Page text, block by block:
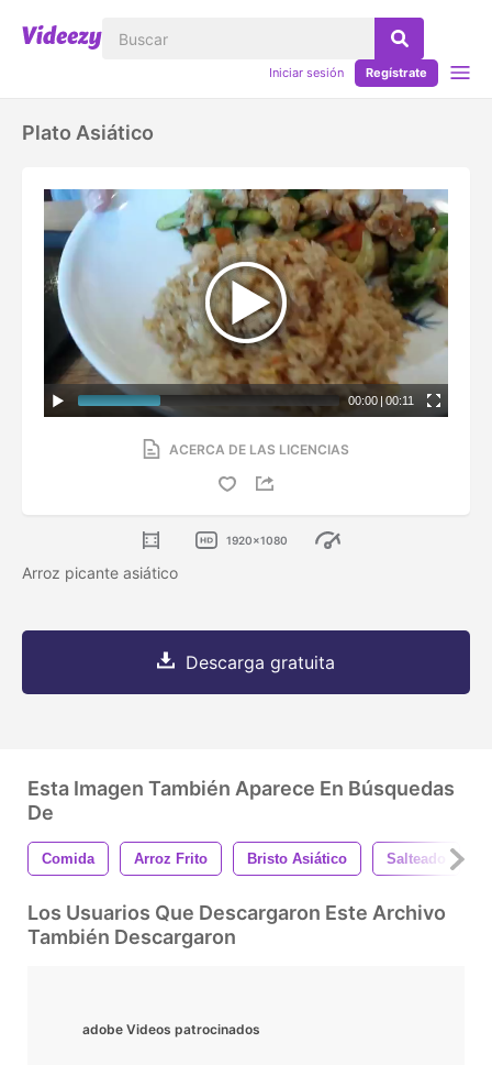
Iniciar sesión Regístrate
Plato Asiático
00:00 | 00:11
ACERCA DE LAS LICENCIAS
1920x1080
Arroz picante asiático
Descarga gratuita
Esta Imagen También Aparece En Búsquedas
De
Comida Arroz Frito Bristo Asiático Salteado
Los Usuarios Que Descargaron Este Archivo
También Descargaron
adobe Videos patrocinados